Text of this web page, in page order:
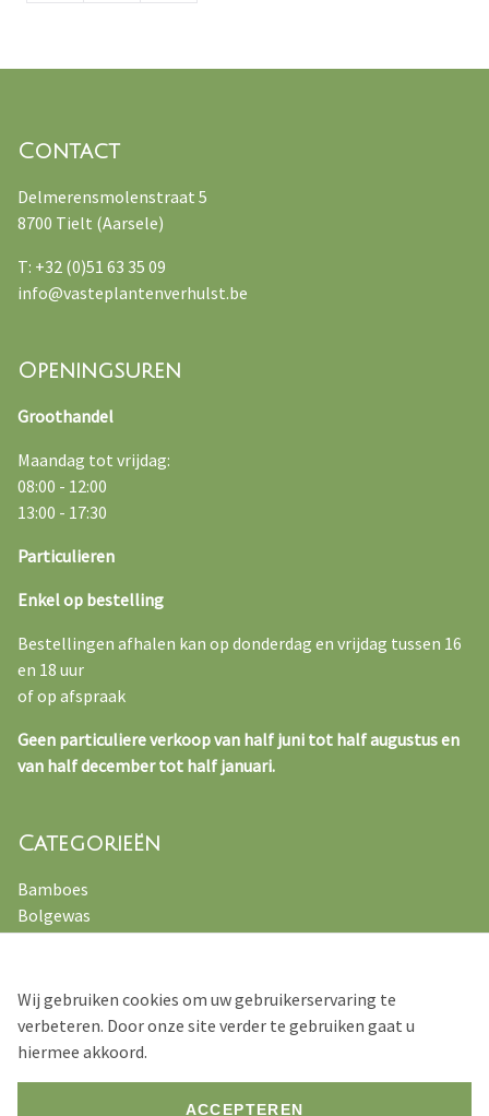
Contact
Delmerensmolenstraat 5
8700 Tielt (Aarsele)
T: +32 (0)51 63 35 09
info@vasteplantenverhulst.be
Openingsuren
Groothandel
Maandag tot vrijdag:
08:00 - 12:00
13:00 - 17:30
Particulieren
Enkel op bestelling
Bestellingen afhalen kan op donderdag en vrijdag tussen 16
en 18 uur
of op afspraak
Geen particuliere verkoop van half juni tot half augustus en
van half december tot half januari.
Categorieën
Bamboes
Bolgewas
Kruiden
Vaste planten
Siergrassen
Wij gebruiken cookies om uw gebruikerservaring te
verbeteren. Door onze site verder te gebruiken gaat u
hiermee akkoord.
ACCEPTEREN